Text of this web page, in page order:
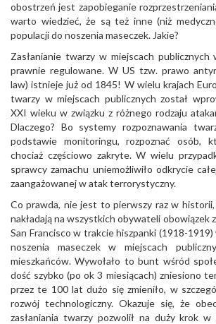
obostrzeń jest zapobieganie
warto wiedzieć, że są też inne (niż
populacji do noszenia maseczek. Jakie?
Zasłanianie twarzy w miejscach
prawnie regulowane. W US tzw. prawo
law) istnieje już od 1845! W wielu krajach
twarzy w miejscach publicznych został
XXI wieku w związku z różnego rodzaju
Dlaczego? Bo systemy rozpoznawania
podstawie monitoringu, rozpoznać osób,
chociaż częściowo zakryte. W wielu
sprawcy zamachu uniemożliwiło odkrycie
zaangażowanej w atak terrorystyczny.
Co prawda, nie jest to pierwszy raz w
nakładają na wszystkich obywateli obowiązek
San Francisco w trakcie hiszpanki (1918-
noszenia maseczek w miejscach
mieszkańców. Wywołało to bunt wśród
dość szybko (po ok 3 miesiącach) zniesiono
przez te 100 lat dużo się zmieniło, w
rozwój technologiczny. Okazuje się, że
zasłaniania twarzy pozwolił na duży krok